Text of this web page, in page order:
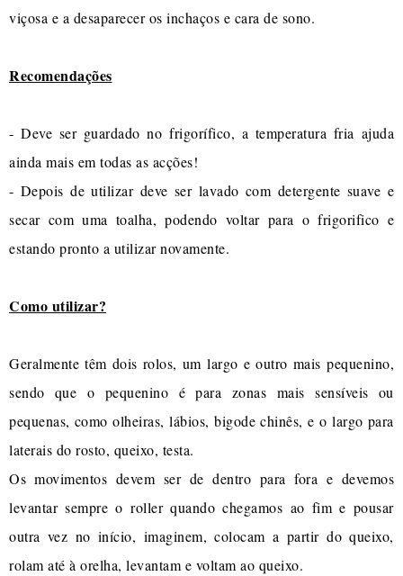
viçosa e a desaparecer os inchaços e cara de sono.
Recomendações
- Deve ser guardado no frigorífico, a temperatura fria ajuda
ainda mais em todas as acções!
- Depois de utilizar deve ser lavado com detergente suave e
secar com uma toalha, podendo voltar para o frigorifico e
estando pronto a utilizar novamente.
Como utilizar?
Geralmente têm dois rolos, um largo e outro mais pequenino,
sendo que o pequenino é para zonas mais sensíveis ou
pequenas, como olheiras, lábios, bigode chinês, e o largo para
laterais do rosto, queixo, testa.
Os movimentos devem ser de dentro para fora e devemos
levantar sempre o roller quando chegamos ao fim e pousar
outra vez no início, imaginem, colocam a partir do queixo,
rolam até à orelha, levantam e voltam ao queixo.